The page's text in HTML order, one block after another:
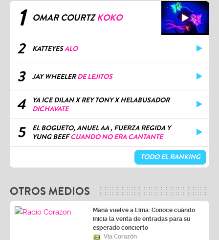
1 OMAR COURTZKOKO
2 KATTEYESALO
3 JAY WHEELERDE LEJITOS
4
YA ICE DILAN X REY TONY X HELABUSADOR
DICHAVATE
5
EL BOGUETO, ANUEL AA , FUERZA REGIDA Y
YUNG BEEFCUANDO NO ERA CANTANTE
TODO EL RANKING
OTROS MEDIOS
Maná vuelve a Lima: Conoce cuándo
inicia la venta de entradas para su
esperado concierto
Vía Corazón